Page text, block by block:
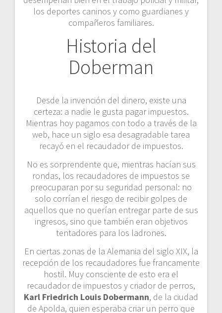
los deportes caninos y como guardianes y
compañeros familiares.
Historia del
Doberman
Desde la invención del dinero, existe una
certeza: a nadie le gusta pagar impuestos.
Mientras hoy pagamos con todo a través de la
web, hace un siglo esa desagradable tarea
recayó en el recaudador de impuestos.
No es sorprendente que, mientras hacían sus
rondas, los recaudadores de impuestos se
preocuparan por su seguridad personal: no
solo corrían el riesgo de recibir golpes de
aquellos que no querían entregar parte de sus
ingresos, sino que también eran objetivos
tentadores para los ladrones.
En ciertas zonas de la Alemania del siglo XIX, la
recepción de los recaudadores fue francamente
hostil. Muy consciente de esto era el
recaudador de impuestos y criador de perros,
Karl Friedrich Louis Dobermann, de la ciudad
de Apolda, quien esperaba criar un perro que